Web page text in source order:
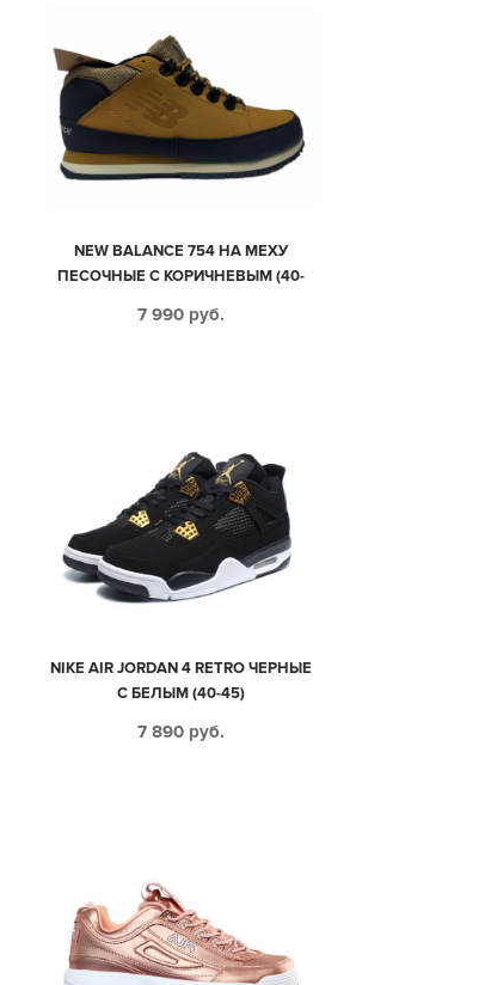
NEW BALANCE 754 НА МЕХУ
ПЕСОЧНЫЕ С КОРИЧНЕВЫМ (40-
7 990 руб.
NIKE AIR JORDAN 4 RETRO ЧЕРНЫЕ
С БЕЛЫМ (40-45)
7 890 руб.